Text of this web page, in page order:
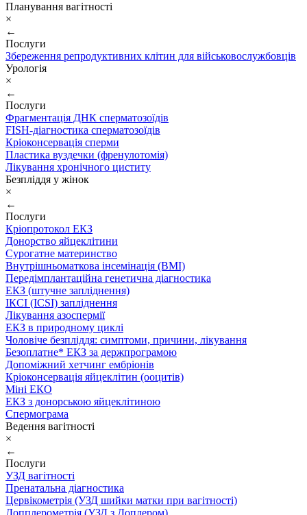
Планування вагітності
×
←
Послуги
Збереження репродуктивних клітин для військовослужбовців
Урологія
×
←
Послуги
Фрагментація ДНК сперматозоїдів
FISH-діагностика сперматозоїдів
Кріоконсервація сперми
Пластика вуздечки (френулотомія)
Лікування хронічного циститу
Безпліддя у жінок
×
←
Послуги
Кріопротокол ЕКЗ
Донорство яйцеклітини
Сурогатне материнство
Внутрішньоматкова інсемінація (ВМІ)
Передімплантаційна генетична діагностика
ЕКЗ (штучне запліднення)
ІКСІ (ICSI) запліднення
Лікування азоспермії
ЕКЗ в природному циклі
Чоловіче безпліддя: симптоми, причини, лікування
Безоплатне* ЕКЗ за держпрограмою
Допоміжний хетчинг ембріонів
Кріоконсервація яйцеклітин (ооцитів)
Міні ЕКО
ЕКЗ з донорською яйцеклітиною
Спермограма
Ведення вагітності
×
←
Послуги
УЗД вагітності
Пренатальна діагностика
Цервікометрія (УЗД шийки матки при вагітності)
Допплерометрія (УЗД з Доплером)